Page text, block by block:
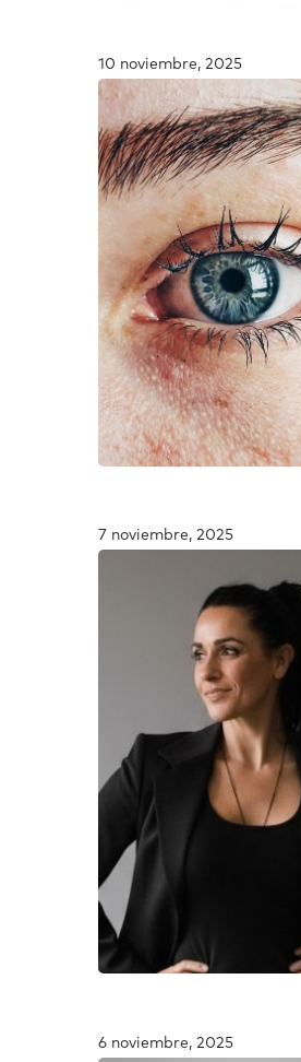
10 noviembre, 2025
7 noviembre, 2025
6 noviembre, 2025